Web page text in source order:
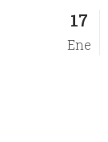
17
Ene